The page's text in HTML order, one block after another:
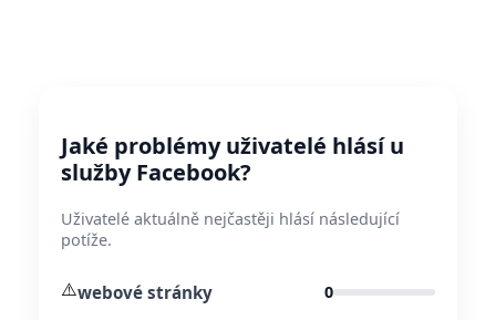
Jaké problémy uživatelé hlásí u
služby Facebook?
Uživatelé aktuálně nejčastěji hlásí následující
potíže.
⚠️webové stránky 0